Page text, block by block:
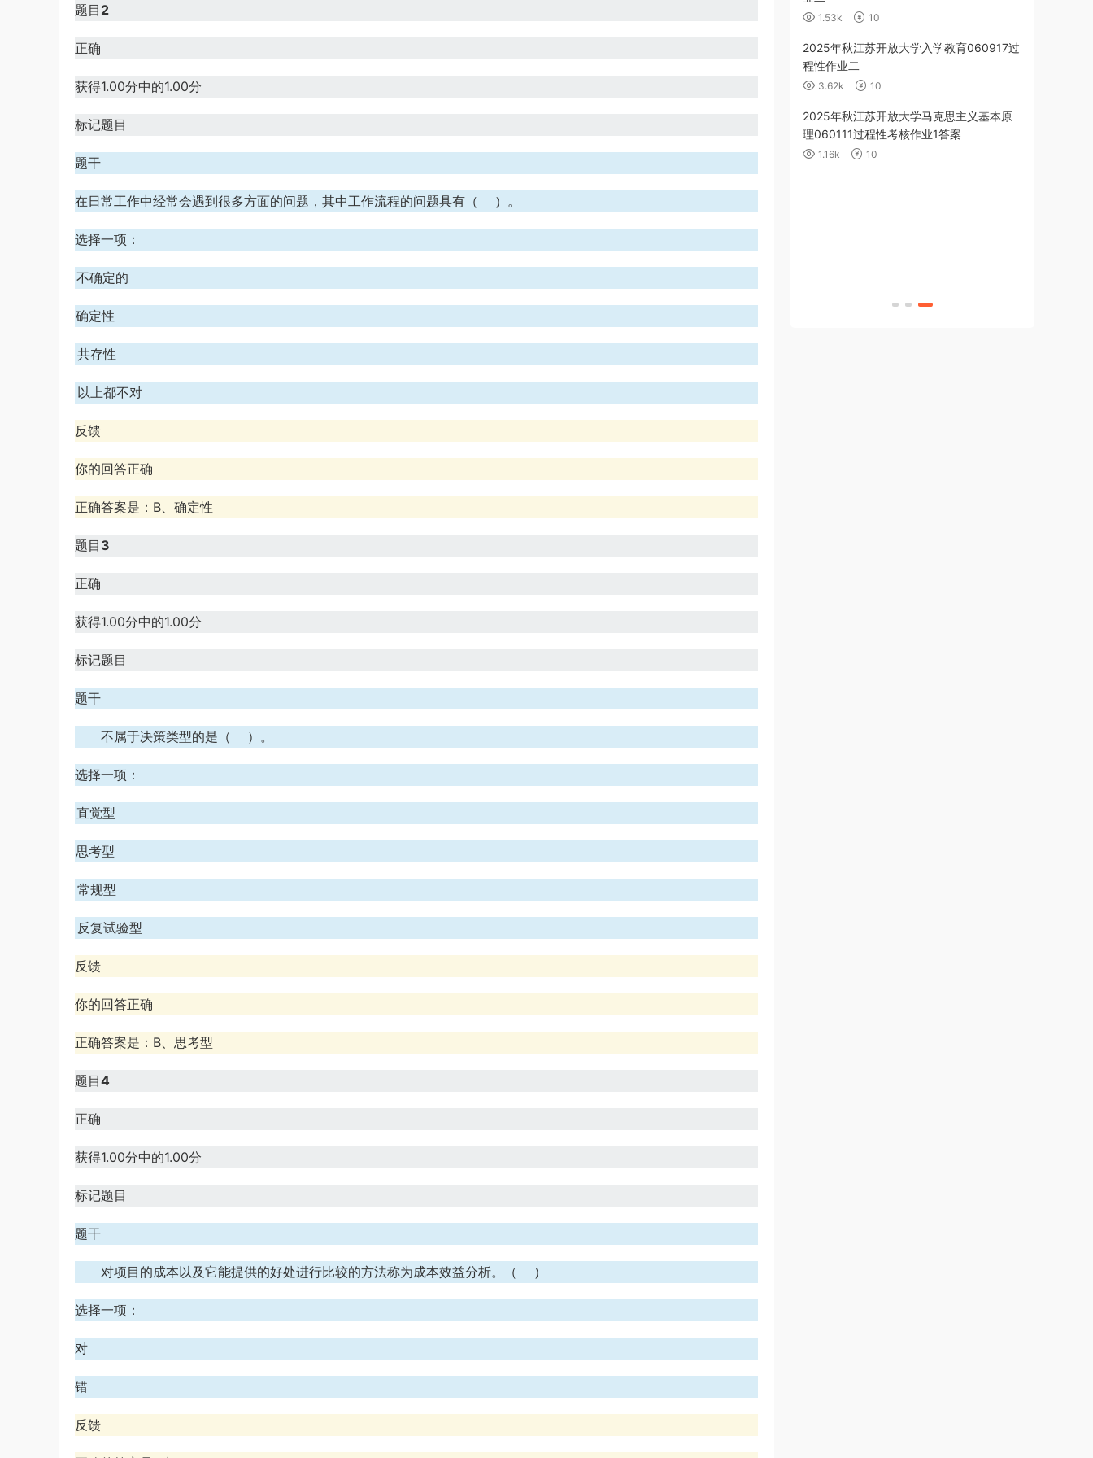
题目 2
正确
获得1.00分中的1.00分
标记题目
题干
在日常工作中经常会遇到很多方面的问题，其中工作流程的问题具有（ ）。
选择一项：
A、不确定的
B、确定性
C、共存性
D、以上都不对
反馈
你的回答正确
正确答案是：B、确定性
题目 3
正确
获得1.00分中的1.00分
标记题目
题干
不属于决策类型的是（ ）。
选择一项：
A、直觉型
B、思考型
C、常规型
D、反复试验型
反馈
你的回答正确
正确答案是：B、思考型
题目4
正确
获得1.00分中的1.00分
标记题目
题干
对项目的成本以及它能提供的好处进行比较的方法称为成本效益分析。（ ）
选择一项：
对
错
反馈
2.3k 10
专题三测试题答案
2025年秋江苏开放大学形势与政策060112
专题二测试题答案
2.15k 10
综合技能实践）
643 10
2025年秋江苏开放大学计算机应用基础
060019期末理论测试（综合测试）答案
851 10
1.53k 10
2025年秋江苏开放大学入学教育060917过
程性作业二
3.62k 10
2025年秋江苏开放大学马克思主义基本原
理060111过程性考核作业1答案
1.16k 10